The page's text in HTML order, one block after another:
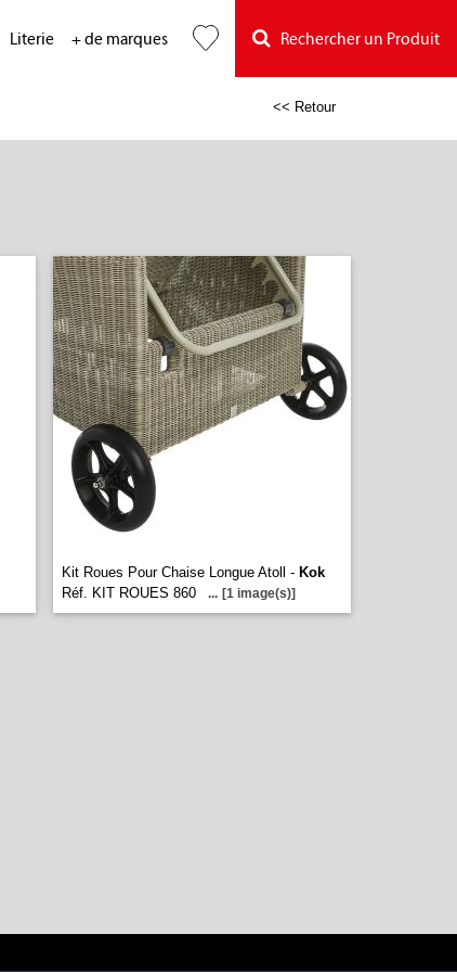
Literie + de marques Rechercher un Produit
<< Retour
Kit Roues Pour Chaise Longue Atoll - Kok
Réf. KIT ROUES 860
... [1 image(s)]